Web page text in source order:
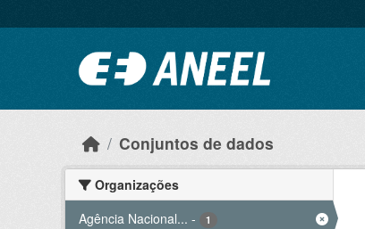
Conjuntos de dados
Organizações
Agência Nacional... - 1